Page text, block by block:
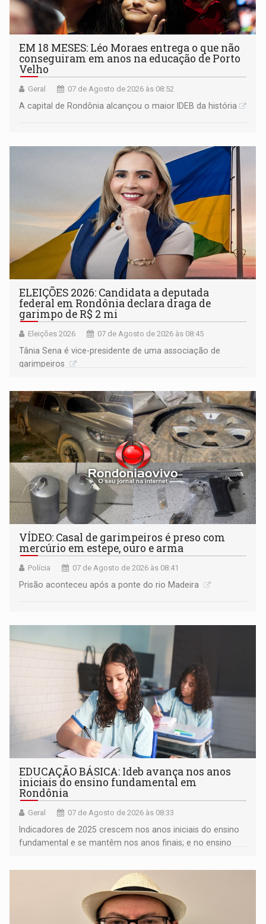
EM 18 MESES: Léo Moraes entrega o que não
conseguiram em anos na educação de Porto
Velho
Geral 07 de Agosto de 2026 às 08:52
A capital de Rondônia alcançou o maior IDEB da história
ELEIÇÕES 2026: Candidata a deputada
federal em Rondônia declara draga de
garimpo de R$ 2 mi
Eleições 2026 07 de Agosto de 2026 às 08:45
Tânia Sena é vice-presidente de uma associação de
garimpeiros
VÍDEO: Casal de garimpeiros é preso com
mercúrio em estepe, ouro e arma
Polícia 07 de Agosto de 2026 às 08:41
Prisão aconteceu após a ponte do rio Madeira
EDUCAÇÃO BÁSICA: Ideb avança nos anos
iniciais do ensino fundamental em
Rondônia
Geral 07 de Agosto de 2026 às 08:33
Indicadores de 2025 crescem nos anos iniciais do ensino
fundamental e se mantêm nos anos finais; e no ensino